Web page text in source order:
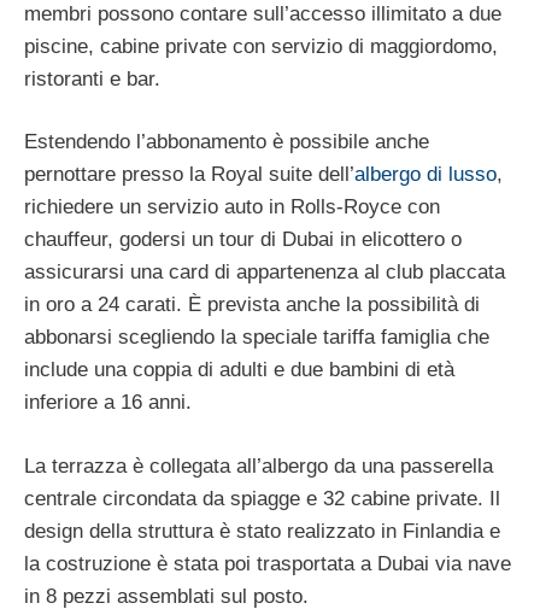
membri possono contare sull’accesso illimitato a due
piscine, cabine private con servizio di maggiordomo,
ristoranti e bar.
Estendendo l’abbonamento è possibile anche
pernottare presso la Royal suite dell’albergo di lusso,
richiedere un servizio auto in Rolls-Royce con
chauffeur, godersi un tour di Dubai in elicottero o
assicurarsi una card di appartenenza al club placcata
in oro a 24 carati. È prevista anche la possibilità di
abbonarsi scegliendo la speciale tariffa famiglia che
include una coppia di adulti e due bambini di età
inferiore a 16 anni.
La terrazza è collegata all’albergo da una passerella
centrale circondata da spiagge e 32 cabine private. Il
design della struttura è stato realizzato in Finlandia e
la costruzione è stata poi trasportata a Dubai via nave
in 8 pezzi assemblati sul posto.